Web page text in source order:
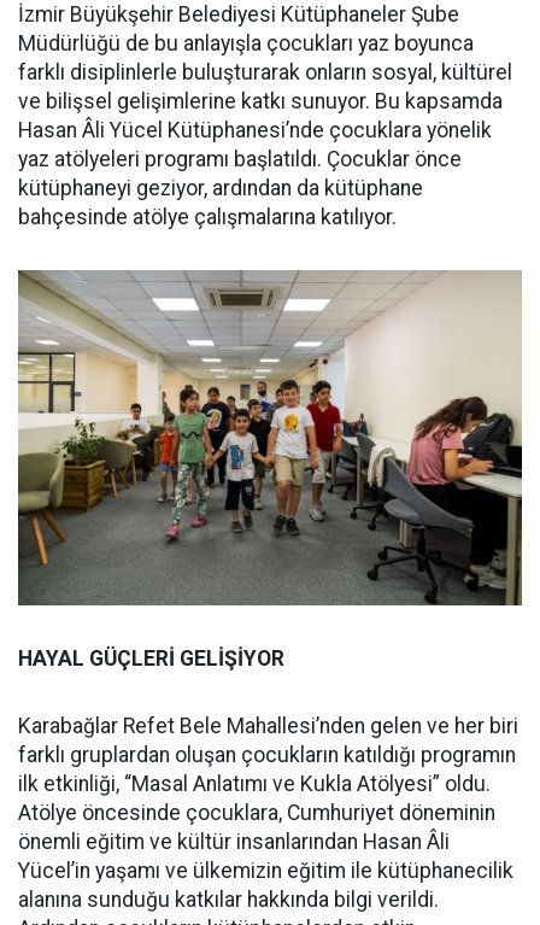
İzmir Büyükşehir Belediyesi Kütüphaneler Şube
Müdürlüğü de bu anlayışla çocukları yaz boyunca
farklı disiplinlerle buluşturarak onların sosyal, kültürel
ve bilişsel gelişimlerine katkı sunuyor. Bu kapsamda
Hasan Âli Yücel Kütüphanesi’nde çocuklara yönelik
yaz atölyeleri programı başlatıldı. Çocuklar önce
kütüphaneyi geziyor, ardından da kütüphane
bahçesinde atölye çalışmalarına katılıyor.
HAYAL GÜÇLERİ GELİŞİYOR
Karabağlar Refet Bele Mahallesi’nden gelen ve her biri
farklı gruplardan oluşan çocukların katıldığı programın
ilk etkinliği, “Masal Anlatımı ve Kukla Atölyesi” oldu.
Atölye öncesinde çocuklara, Cumhuriyet döneminin
önemli eğitim ve kültür insanlarından Hasan Âli
Yücel’in yaşamı ve ülkemizin eğitim ile kütüphanecilik
alanına sunduğu katkılar hakkında bilgi verildi.